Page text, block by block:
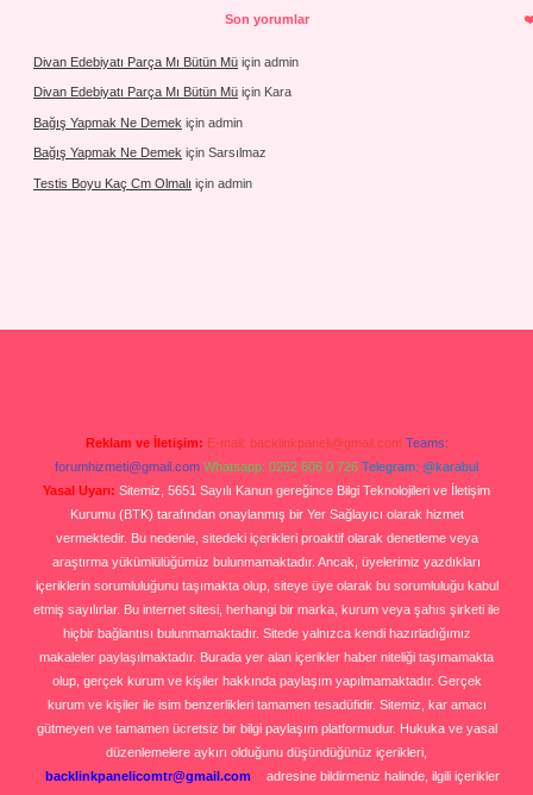
Son yorumlar
Divan Edebiyatı Parça Mı Bütün Mü için admin
Divan Edebiyatı Parça Mı Bütün Mü için Kara
Bağış Yapmak Ne Demek için admin
Bağış Yapmak Ne Demek için Sarsılmaz
Testis Boyu Kaç Cm Olmalı için admin
Reklam ve İletişim: E-mail: backlinkpaneli@gmail.com Teams:
forumhizmeti@gmail.com Whatsapp: 0262 606 0 726 Telegram: @karabul
Yasal Uyarı: Sitemiz, 5651 Sayılı Kanun gereğince Bilgi Teknolojileri ve İletişim
Kurumu (BTK) tarafından onaylanmış bir Yer Sağlayıcı olarak hizmet
vermektedir. Bu nedenle, sitedeki içerikleri proaktif olarak denetleme veya
araştırma yükümlülüğümüz bulunmamaktadır. Ancak, üyelerimiz yazdıkları
içeriklerin sorumluluğunu taşımakta olup, siteye üye olarak bu sorumluluğu kabul
etmiş sayılırlar. Bu internet sitesi, herhangi bir marka, kurum veya şahıs şirketi ile
hiçbir bağlantısı bulunmamaktadır. Sitede yalnızca kendi hazırladığımız
makaleler paylaşılmaktadır. Burada yer alan içerikler haber niteliği taşımamakta
olup, gerçek kurum ve kişiler hakkında paylaşım yapılmamaktadır. Gerçek
kurum ve kişiler ile isim benzerlikleri tamamen tesadüfidir. Sitemiz, kar amacı
gütmeyen ve tamamen ücretsiz bir bilgi paylaşım platformudur. Hukuka ve yasal
düzenlemelere aykırı olduğunu düşündüğünüz içerikleri,
backlinkpanelicomtr@gmail.com
adresine bildirmeniz halinde, ilgili içerikler